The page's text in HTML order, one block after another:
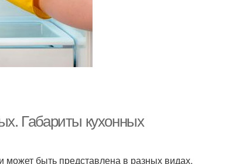
Габариты кухонных
может быть представлена в разных видах,